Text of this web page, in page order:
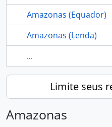
Amazonas (Equador)
Amazonas (Lenda)
...
Limite seus
Amazonas